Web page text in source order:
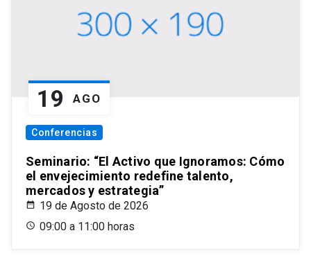
19 AGO
Conferencias
Seminario: “El Activo que Ignoramos: Cómo
el envejecimiento redefine talento,
mercados y estrategia”
19 de Agosto de 2026
09:00 a 11:00 horas